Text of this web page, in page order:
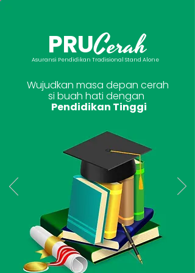
PRUCerah
Asuransi Pendidikan Tradisional Stand Alone
Wujudkan masa depan cerah
si buah hati dengan
Pendidikan Tinggi